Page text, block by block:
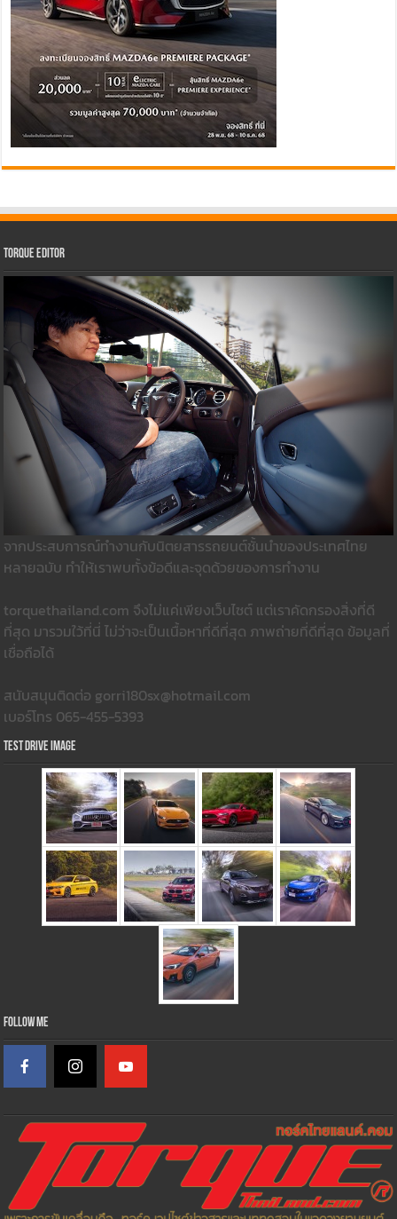
Torque Editor
จากประสบการณ์ทำงานกับนิตยสารรถยนต์ชั้นนำของประเทศไทย
หลายฉบับ ทำให้เราพบทั้งข้อดีและจุดด้วยของการทำงาน
torquethailand.com จึงไม่แค่เพียงเว็บไซต์ แต่เราคัดกรองสิ่งที่ดี
ที่สุด มารวมใว้ที่นี่ ไม่ว่าจะเป็นเนื้อหาที่ดีที่สุด ภาพถ่ายที่ดีที่สุด ข้อมูลที่
เชื่อถือได้
สนับสนุนติดต่อ gorri180sx@hotmail.com
เบอร์โทร 065-455-5393
Test Drive Image
Follow Me